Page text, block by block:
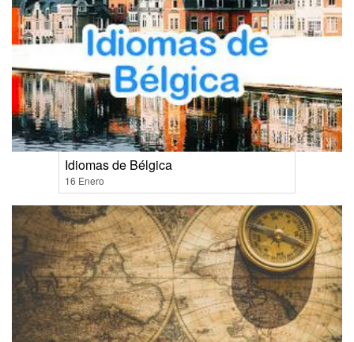
Idiomas de Bélgica
16 Enero